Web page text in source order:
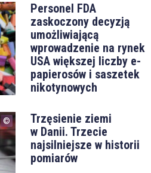
Personel FDA
zaskoczony decyzją
umożliwiającą
wprowadzenie na rynek
USA większej liczby e-
papierosów i saszetek
nikotynowych
Trzęsienie ziemi
w Danii. Trzecie
najsilniejsze w historii
pomiarów